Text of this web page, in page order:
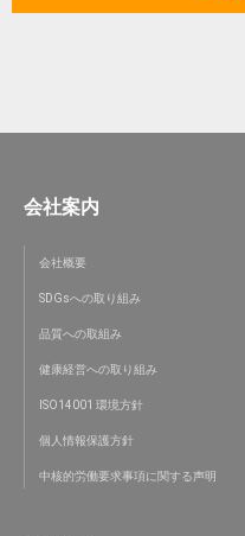
会社案内
会社概要
SDGsへの取り組み
品質への取組み
健康経営への取り組み
ISO14001 環境方針
個人情報保護方針
中核的労働要求事項に関する声明